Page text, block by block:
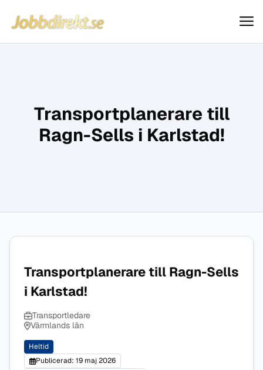
Hoppa till innehåll
Jobbdirekt
Transportplanerare till
Ragn-Sells i Karlstad!
Transportplanerare till Ragn-Sells
i Karlstad!
Transportledare
Värmlands län
Heltid
Publicerad: 19 maj 2026